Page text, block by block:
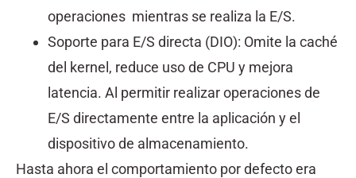
operaciones mientras se realiza la E/S.
Soporte para E/S directa (DIO): Omite la caché
del kernel, reduce uso de CPU y mejora
latencia. Al permitir realizar operaciones de
E/S directamente entre la aplicación y el
dispositivo de almacenamiento.
Hasta ahora el comportamiento por defecto era